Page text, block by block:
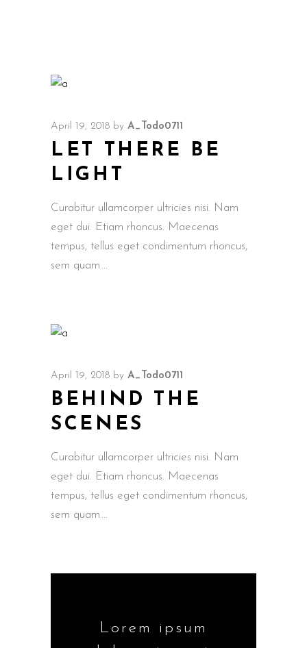
April 19, 2018 by A_Todo0711
LET THERE BE
LIGHT
Curabitur ullamcorper ultricies nisi. Nam
eget dui. Etiam rhoncus. Maecenas
tempus, tellus eget condimentum rhoncus,
sem quam
April 19, 2018 by A_Todo0711
BEHIND THE
SCENES
Curabitur ullamcorper ultricies nisi. Nam
eget dui. Etiam rhoncus. Maecenas
tempus, tellus eget condimentum rhoncus,
sem quam
Lorem ipsum